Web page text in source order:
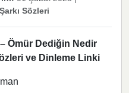
Sözleri
Ömür Dediğin Nedir
ve Dinleme Linki